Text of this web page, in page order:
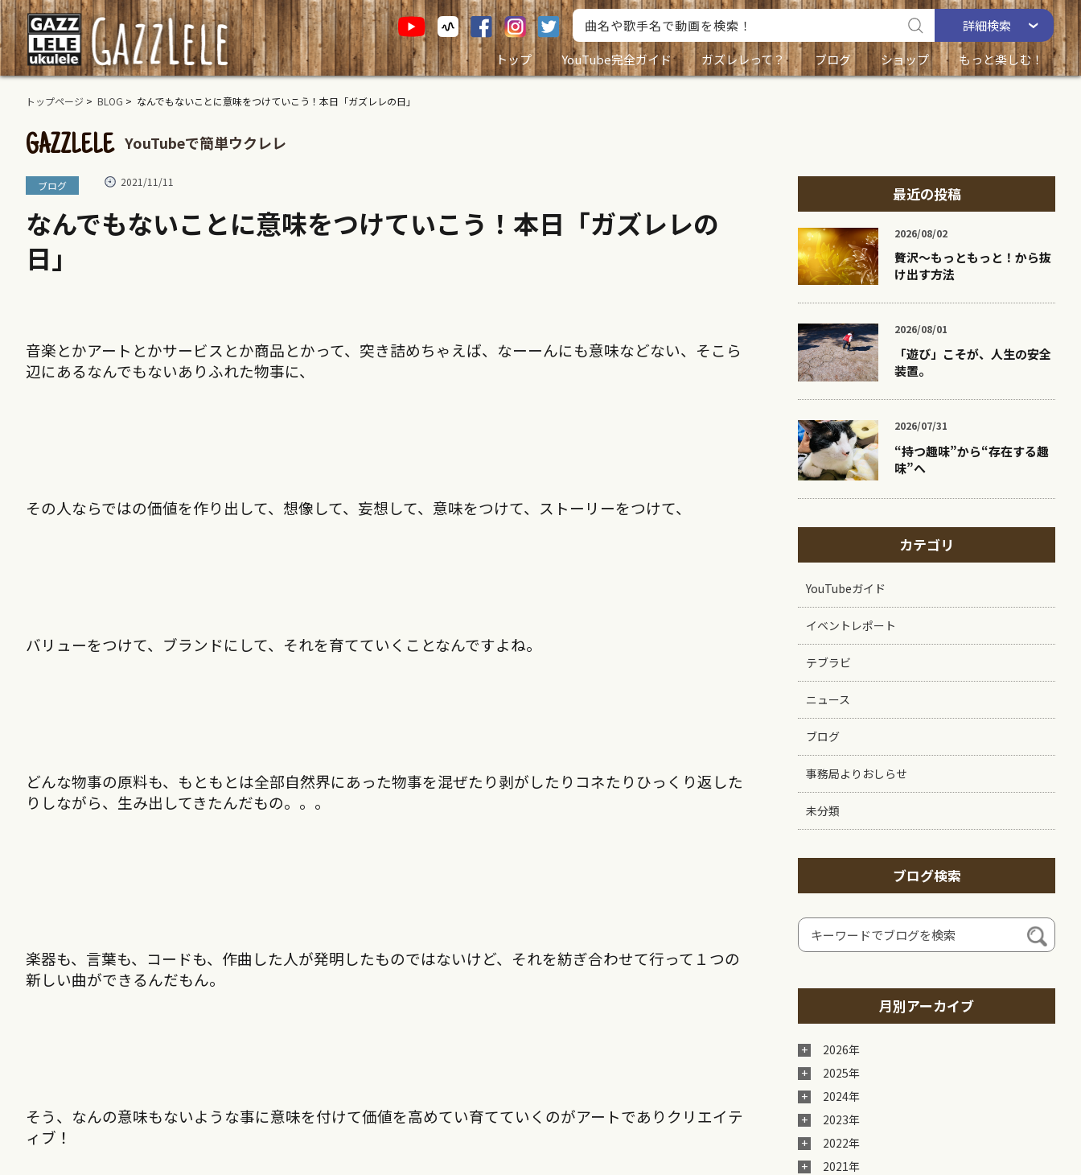
詳細検索
トップ
YouTube完全ガイド ガズレレって？ ブログ ショップ もっと楽しむ！
トップページ > BLOG > なんでもないことに意味をつけていこう！本日「ガズレレの日」
GAZZLELE YouTubeで簡単ウクレレ
ブログ 2021/11/11
なんでもないことに意味をつけていこう！本日「ガズレレの
日」
音楽とかアートとかサービスとか商品とかって、突き詰めちゃえば、なーーんにも意味などない、そこら
辺にあるなんでもないありふれた物事に、
その人ならではの価値を作り出して、想像して、妄想して、意味をつけて、ストーリーをつけて、
バリューをつけて、ブランドにして、それを育てていくことなんですよね。
どんな物事の原料も、もともとは全部自然界にあった物事を混ぜたり剥がしたりコネたりひっくり返した
りしながら、生み出してきたんだもの。。。
楽器も、言葉も、コードも、作曲した人が発明したものではないけど、それを紡ぎ合わせて行って１つの
新しい曲ができるんだもん。
そう、なんの意味もないような事に意味を付けて価値を高めてい育てていくのがアートでありクリエイテ
ィブ！
最近の投稿
2026/08/02
贅沢〜もっともっと！から抜
け出す方法
2026/08/01
「遊び」こそが、人生の安全
装置。
2026/07/31
“持つ趣味”から“存在する趣
味”へ
カテゴリ
YouTubeガイド
イベントレポート
テブラビ
ニュース
ブログ
事務局よりおしらせ
未分類
ブログ検索
月別アーカイブ
2026年
2025年
2024年
2023年
2022年
2021年